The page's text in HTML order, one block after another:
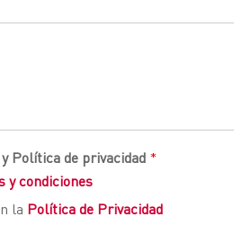
Política de privacidad *
y condiciones
la Política de Privacidad